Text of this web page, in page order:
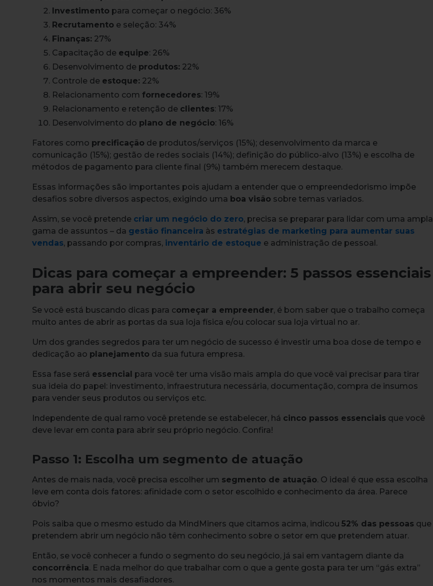
Investimento para começar o negócio: 36%
Recrutamento e seleção: 34%
Finanças: 27%
Capacitação de equipe: 26%
Desenvolvimento de produtos: 22%
Controle de estoque: 22%
Relacionamento com fornecedores: 19%
Relacionamento e retenção de clientes: 17%
Desenvolvimento do plano de negócio: 16%
Fatores como precificação de produtos/serviços (15%); desenvolvimento da marca e
comunicação (15%); gestão de redes sociais (14%); definição do público-alvo (13%) e escolha de
métodos de pagamento para cliente final (9%) também merecem destaque.
Essas informações são importantes pois ajudam a entender que o empreendedorismo impõe
desafios sobre diversos aspectos, exigindo uma boa visão sobre temas variados.
Assim, se você pretende criar um negócio do zero, precisa se preparar para lidar com uma ampla
gama de assuntos – da gestão financeira às estratégias de marketing para aumentar suas
vendas, passando por compras, inventário de estoque e administração de pessoal.
Dicas para começar a empreender: 5 passos essenciais
para abrir seu negócio
Se você está buscando dicas para começar a empreender, é bom saber que o trabalho começa
muito antes de abrir as portas da sua loja física e/ou colocar sua loja virtual no ar.
Um dos grandes segredos para ter um negócio de sucesso é investir uma boa dose de tempo e
dedicação ao planejamento da sua futura empresa.
Essa fase será essencial para você ter uma visão mais ampla do que você vai precisar para tirar
sua ideia do papel: investimento, infraestrutura necessária, documentação, compra de insumos
para vender seus produtos ou serviços etc.
Independente de qual ramo você pretende se estabelecer, há cinco passos essenciais que você
deve levar em conta para abrir seu próprio negócio. Confira!
Passo 1: Escolha um segmento de atuação
Antes de mais nada, você precisa escolher um segmento de atuação. O ideal é que essa escolha
leve em conta dois fatores: afinidade com o setor escolhido e conhecimento da área. Parece
óbvio?
Pois saiba que o mesmo estudo da MindMiners que citamos acima, indicou 52% das pessoas que
pretendem abrir um negócio não têm conhecimento sobre o setor em que pretendem atuar.
Então, se você conhecer a fundo o segmento do seu negócio, já sai em vantagem diante da
concorrência. E nada melhor do que trabalhar com o que a gente gosta para ter um “gás extra”
nos momentos mais desafiadores.